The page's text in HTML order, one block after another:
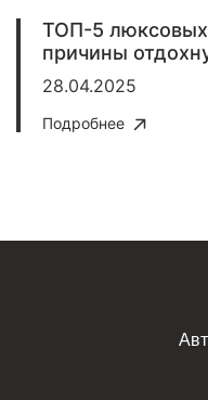
ТОП-5 люксовых
причины
28.04.2025
Подробнее